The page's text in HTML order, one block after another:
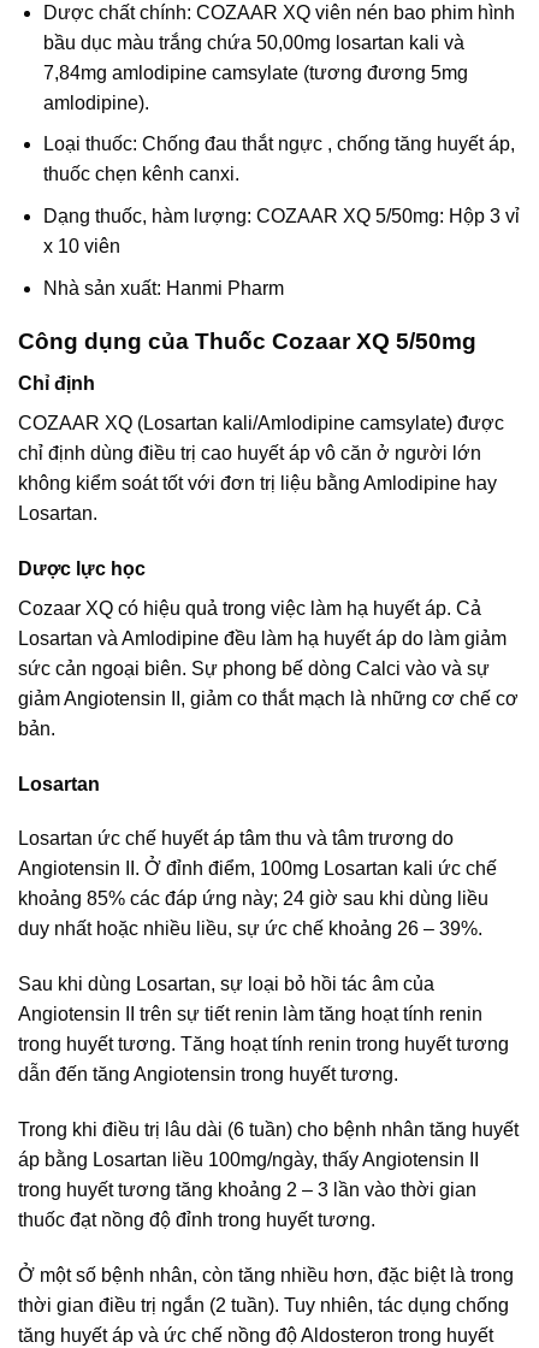
Dược chất chính: COZAAR XQ viên nén bao phim hình
bầu dục màu trắng chứa 50,00mg losartan kali và
7,84mg amlodipine camsylate (tương đương 5mg
amlodipine).
Loại thuốc: Chống đau thắt ngực , chống tăng huyết áp,
thuốc chẹn kênh canxi.
Dạng thuốc, hàm lượng: COZAAR XQ 5/50mg: Hộp 3 vỉ
x 10 viên
Nhà sản xuất: Hanmi Pharm
Công dụng của Thuốc Cozaar XQ 5/50mg
Chỉ định
COZAAR XQ (Losartan kali/Amlodipine camsylate) được
chỉ định dùng điều trị cao huyết áp vô căn ở người lớn
không kiểm soát tốt với đơn trị liệu bằng Amlodipine hay
Losartan.
Dược lực học
Cozaar XQ có hiệu quả trong việc làm hạ huyết áp. Cả
Losartan và Amlodipine đều làm hạ huyết áp do làm giảm
sức cản ngoại biên. Sự phong bế dòng Calci vào và sự
giảm Angiotensin II, giảm co thắt mạch là những cơ chế cơ
bản.
Losartan
Losartan ức chế huyết áp tâm thu và tâm trương do
Angiotensin II. Ở đỉnh điểm, 100mg Losartan kali ức chế
khoảng 85% các đáp ứng này; 24 giờ sau khi dùng liều
duy nhất hoặc nhiều liều, sự ức chế khoảng 26 – 39%.
Sau khi dùng Losartan, sự loại bỏ hồi tác âm của
Angiotensin II trên sự tiết renin làm tăng hoạt tính renin
trong huyết tương. Tăng hoạt tính renin trong huyết tương
dẫn đến tăng Angiotensin trong huyết tương.
Trong khi điều trị lâu dài (6 tuần) cho bệnh nhân tăng huyết
áp bằng Losartan liều 100mg/ngày, thấy Angiotensin II
trong huyết tương tăng khoảng 2 – 3 lần vào thời gian
thuốc đạt nồng độ đỉnh trong huyết tương.
Ở một số bệnh nhân, còn tăng nhiều hơn, đặc biệt là trong
thời gian điều trị ngắn (2 tuần). Tuy nhiên, tác dụng chống
tăng huyết áp và ức chế nồng độ Aldosteron trong huyết